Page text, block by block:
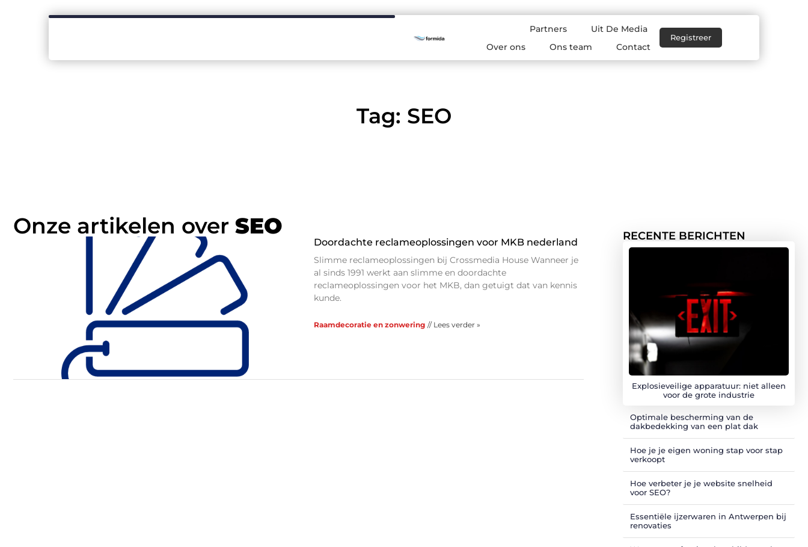
Partners
Uit De Media
Over ons
Ons team Contact
Registreer
Tag: SEO
Onze artikelen over SEO
Doordachte reclameoplossingen voor MKB nederland
Slimme reclameoplossingen bij Crossmedia House Wanneer je
al sinds 1991 werkt aan slimme en doordachte
reclameoplossingen voor het MKB, dan getuigt dat van kennis
kunde.
Raamdecoratie en zonwering // Lees verder »
RECENTE BERICHTEN
Explosieveilige apparatuur: niet alleen
voor de grote industrie
Optimale bescherming van de
dakbedekking van een plat dak
Hoe je je eigen woning stap voor stap
verkoopt
Hoe verbeter je je website snelheid
voor SEO?
Essentiële ijzerwaren in Antwerpen bij
renovaties